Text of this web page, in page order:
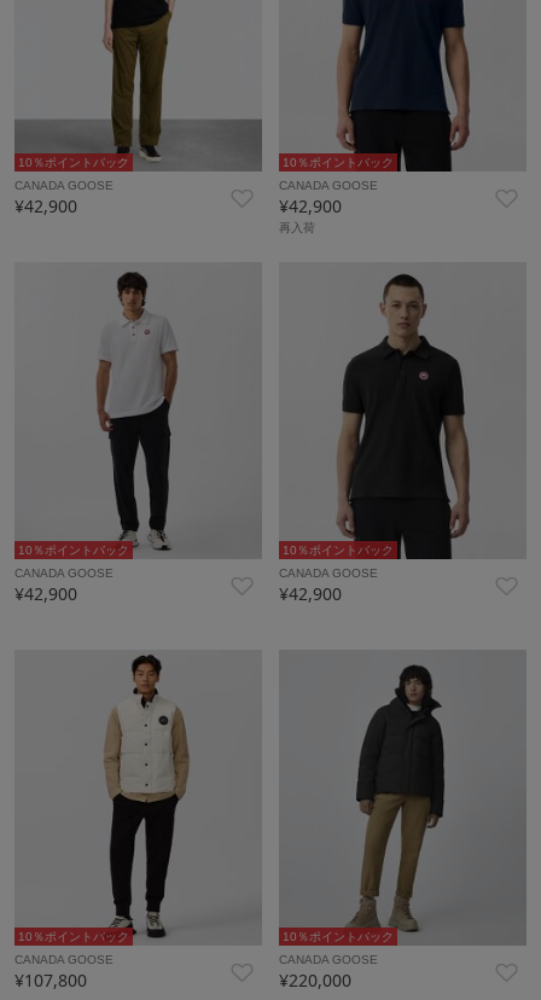
10％ポイントバック
CANADA GOOSE
¥42,900
10％ポイントバック
CANADA GOOSE
¥42,900
再入荷
10％ポイントバック
CANADA GOOSE
¥42,900
10％ポイントバック
CANADA GOOSE
¥42,900
10％ポイントバック
CANADA GOOSE
¥107,800
10％ポイントバック
CANADA GOOSE
¥220,000